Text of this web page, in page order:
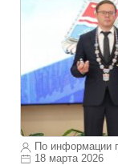
По информации
18 марта 2026